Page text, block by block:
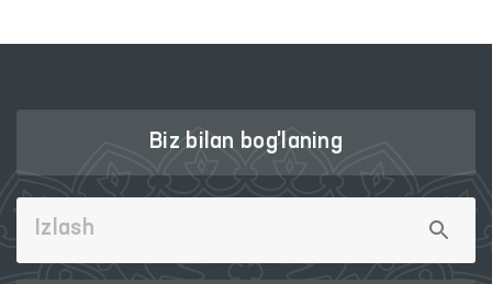
Biz bilan bog'laning